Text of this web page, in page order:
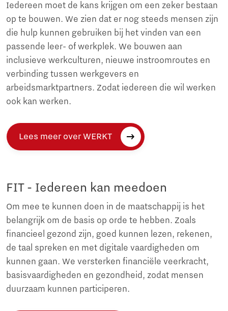
Iedereen moet de kans krijgen om een zeker bestaan
op te bouwen. We zien dat er nog steeds mensen zijn
die hulp kunnen gebruiken bij het vinden van een
passende leer- of werkplek. We bouwen aan
inclusieve werkculturen, nieuwe instroomroutes en
verbinding tussen werkgevers en
arbeidsmarktpartners. Zodat iedereen die wil werken
ook kan werken.
Lees meer over WERKT
FIT - Iedereen kan meedoen
Om mee te kunnen doen in de maatschappij is het
belangrijk om de basis op orde te hebben. Zoals
financieel gezond zijn, goed kunnen lezen, rekenen,
de taal spreken en met digitale vaardigheden om
kunnen gaan. We versterken financiële veerkracht,
basisvaardigheden en gezondheid, zodat mensen
duurzaam kunnen participeren.